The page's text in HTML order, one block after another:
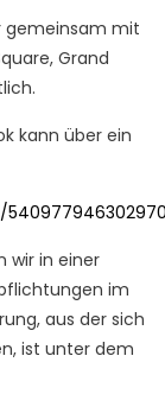
gemeinsam mit
Grand
kann über ein
wir in einer
im
aus der sich
ist unter dem